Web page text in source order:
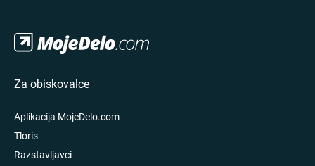
Za obiskovalce
Aplikacija MojeDelo.com
Tloris
Razstavljavci